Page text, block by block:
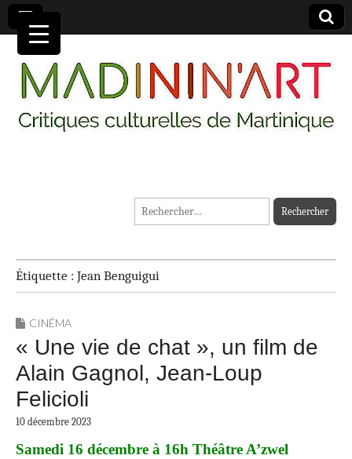
MADININ'ART
Rechercher :
Étiquette : Jean Benguigui
CINÉMA
« Une vie de chat », un film de
Alain Gagnol, Jean-Loup
Felicioli
10 décembre 2023
Samedi 16 décembre à 16h Théâtre A’zwel